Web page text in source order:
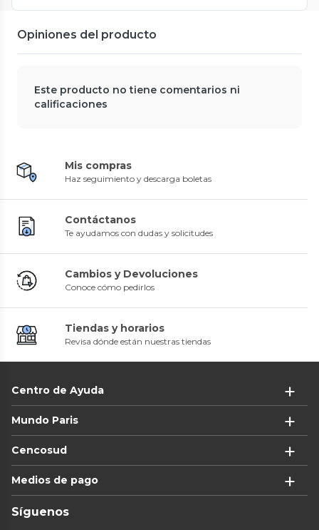
Opiniones del producto
Este producto no tiene comentarios ni
calificaciones
Mis compras
Haz seguimiento y descarga boletas
Contáctanos
Te ayudamos con dudas y solicitudes
Cambios y Devoluciones
Conoce cómo pedirlos
Tiendas y horarios
Revisa dónde están nuestras tiendas
Centro de Ayuda
Mundo Paris
Cencosud
Medios de pago
Síguenos